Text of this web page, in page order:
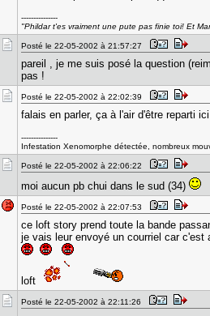
---------------
"Phildar t'es vraiment une pute pas finie toi! Et
Posté le 22-05-2002 à 21:57:27
pareil , je me suis posé la question
pas !
Posté le 22-05-2002 à 22:02:39
falais en parler, ça à l'air d'être reparti
---------------
Infestation Xenomorphe détectée, nombreux
Posté le 22-05-2002 à 22:06:22
moi aucun pb chui dans le sud (34)
Posté le 22-05-2002 à 22:07:53
ce loft story prend toute la bande
je vais leur envoyé un courriel car
loft
Posté le 22-05-2002 à 22:11:26